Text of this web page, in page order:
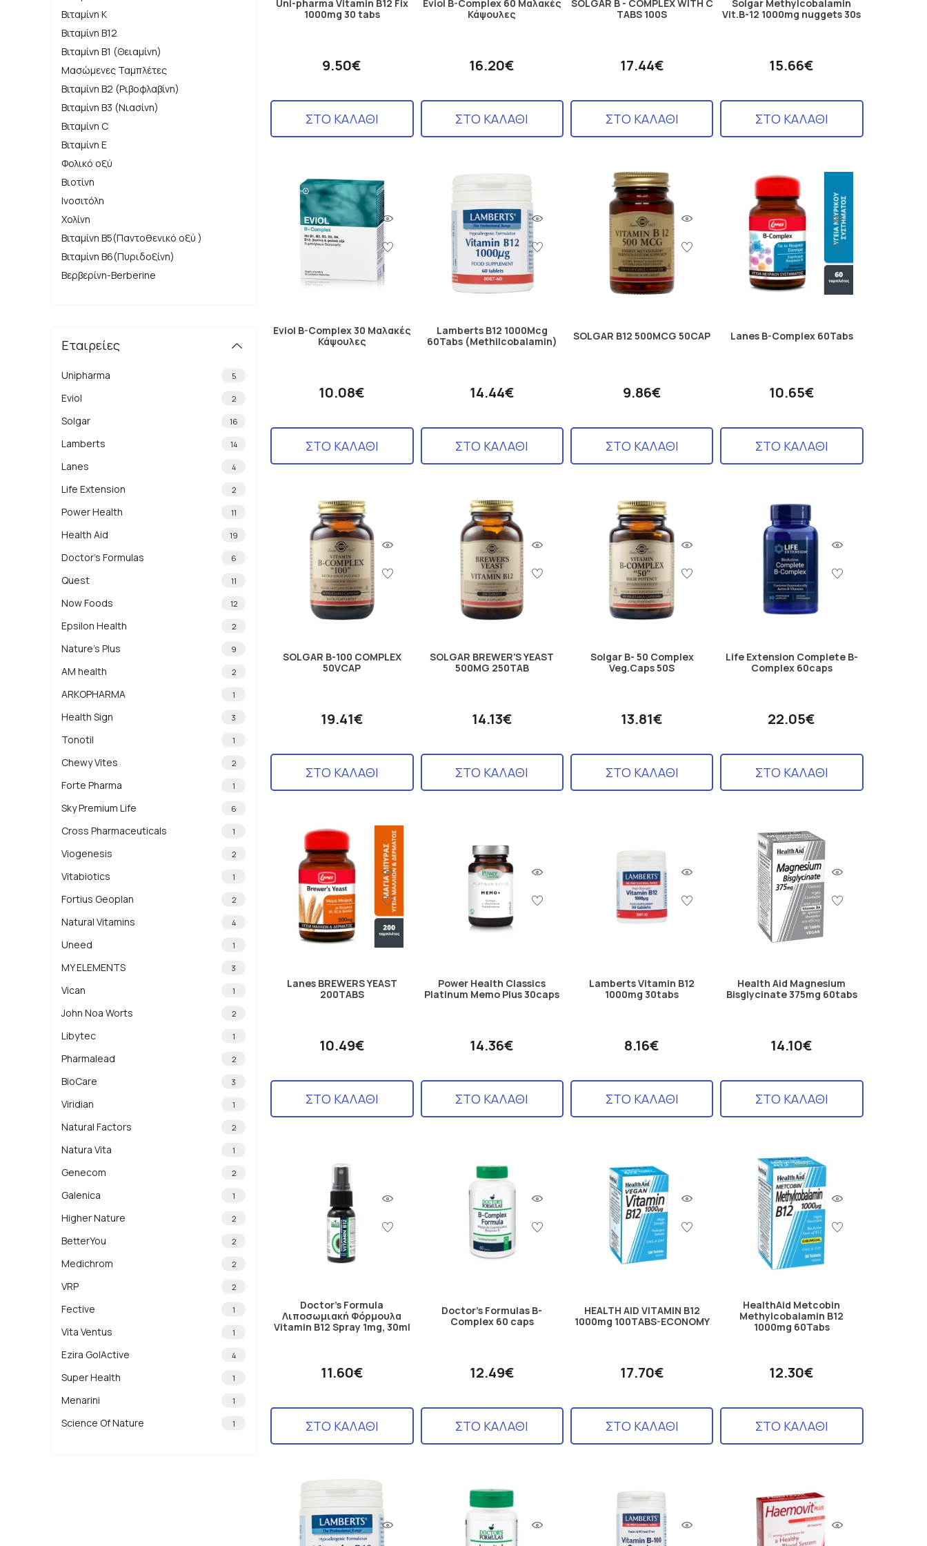
Βιταμίνη Κ
Βιταμίνη B12
Βιταμίνη B1 (Θειαμίνη)
Μασώμενες Ταμπλέτες
Βιταμίνη Β2 (Ριβοφλαβίνη)
Βιταμίνη Β3 (Νιασίνη)
Βιταμίνη C
Βιταμίνη E
Φολικό οξύ
Βιοτίνη
Ινοσιτόλη
Χολίνη
Βιταμίνη Β5(Παντοθενικό οξύ )
Βιταμίνη B6(Πυριδοξίνη)
Βερβερίνη-Berberine
Εταιρείες
Unipharma 5
Eviol 2
Solgar 16
Lamberts 14
Lanes 4
Life Extension 2
Power Health 11
Health Aid 19
Doctor's Formulas 6
Quest 11
Now Foods 12
Epsilon Health 2
Nature's Plus 9
AM health 2
ARKOPHARMA 1
Health Sign 3
Tonotil 1
Chewy Vites 2
Forte Pharma 1
Sky Premium Life 6
Cross Pharmaceuticals 1
Viogenesis 2
Vitabiotics 1
Fortius Geoplan 2
Natural Vitamins 4
Uneed 1
MY ELEMENTS 3
Vican 1
John Noa Worts 2
Libytec 1
Pharmalead 2
BioCare 3
Viridian 1
Natural Factors 2
Natura Vita 1
Genecom 2
Galenica 1
Higher Nature 2
BetterYou 2
Medichrom 2
VRP 2
Fective 1
Vita Ventus 1
Ezira GolActive 4
Super Health 1
Menarini 1
Science Of Nature 1
Uni-pharma Vitamin B12 Fix
1000mg 30 tabs
9.50€
ΣΤΟ ΚΑΛΑΘΙ
Eviol B-Complex 60 Μαλακές
Κάψουλες
16.20€
ΣΤΟ ΚΑΛΑΘΙ
SOLGAR B - COMPLEX WITH C
TABS 100S
17.44€
ΣΤΟ ΚΑΛΑΘΙ
Solgar Methylcobalamin
Vit.B-12 1000mg nuggets 30s
15.66€
ΣΤΟ ΚΑΛΑΘΙ
Eviol B-Complex 30 Μαλακές
Κάψουλες
10.08€
ΣΤΟ ΚΑΛΑΘΙ
Lamberts B12 1000Mcg
60Tabs (Methilcobalamin)
14.44€
ΣΤΟ ΚΑΛΑΘΙ
SOLGAR B12 500MCG 50CAP
9.86€
ΣΤΟ ΚΑΛΑΘΙ
Lanes B-Complex 60Tabs
10.65€
ΣΤΟ ΚΑΛΑΘΙ
SOLGAR B-100 COMPLEX
50VCAP
19.41€
ΣΤΟ ΚΑΛΑΘΙ
SOLGAR BREWER'S YEAST
500MG 250TAB
14.13€
ΣΤΟ ΚΑΛΑΘΙ
Solgar B- 50 Complex
Veg.Caps 50S
13.81€
ΣΤΟ ΚΑΛΑΘΙ
Life Extension Complete B-
Complex 60caps
22.05€
ΣΤΟ ΚΑΛΑΘΙ
Lanes BREWERS YEAST
200TABS
10.49€
ΣΤΟ ΚΑΛΑΘΙ
Power Health Classics
Platinum Memo Plus 30caps
14.36€
ΣΤΟ ΚΑΛΑΘΙ
Lamberts Vitamin B12
1000mg 30tabs
8.16€
ΣΤΟ ΚΑΛΑΘΙ
Health Aid Magnesium
Bisglycinate 375mg 60tabs
14.10€
ΣΤΟ ΚΑΛΑΘΙ
Doctor's Formula
Λιποσωμιακή Φόρμουλα
Vitamin B12 Spray 1mg, 30ml
11.60€
ΣΤΟ ΚΑΛΑΘΙ
Doctor's Formulas B-
Complex 60 caps
12.49€
ΣΤΟ ΚΑΛΑΘΙ
HEALTH AID VITAMIN Β12
1000mg 100TABS-ECONOMY
17.70€
ΣΤΟ ΚΑΛΑΘΙ
HealthAid Metcobin
Methylcobalamin B12
1000mg 60Tabs
12.30€
ΣΤΟ ΚΑΛΑΘΙ